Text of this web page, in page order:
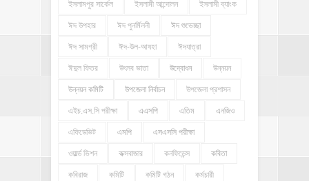
ইসলামপুর সার্কেল ইসলামী আন্দোলন ইসলামী ব্যাংক
ঈদ উপহার ঈদ পুনর্মিলনী ঈদ শুভেচ্ছা
ঈদ সামগ্রী ঈদ-উল-আযহা ঈদযাত্রা
ঈদুল ফিতর উৎসব ভাতা উদ্বোধন উন্নয়ন
উন্নয়ন কমিটি উপজেলা নির্বাচন উপজেলা প্রশাসন
এইচ.এস.সি পরীক্ষা এএসপি এতিম এনজিও
এফিডেভিট এমপি এসএসসি পরীক্ষা
ওয়ার্ল্ড ভিশন কক্সবাজার কনফিডেন্স কবিতা
কবিরাজ কমিটি কমিটি গঠন কর্মচারী